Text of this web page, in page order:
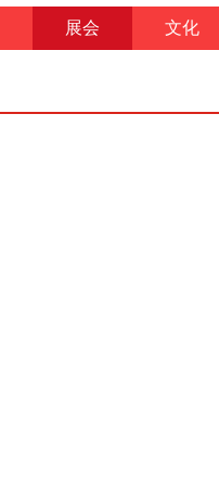
展会 文化